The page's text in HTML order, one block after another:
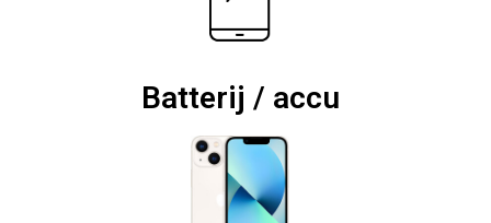
Batterij / accu